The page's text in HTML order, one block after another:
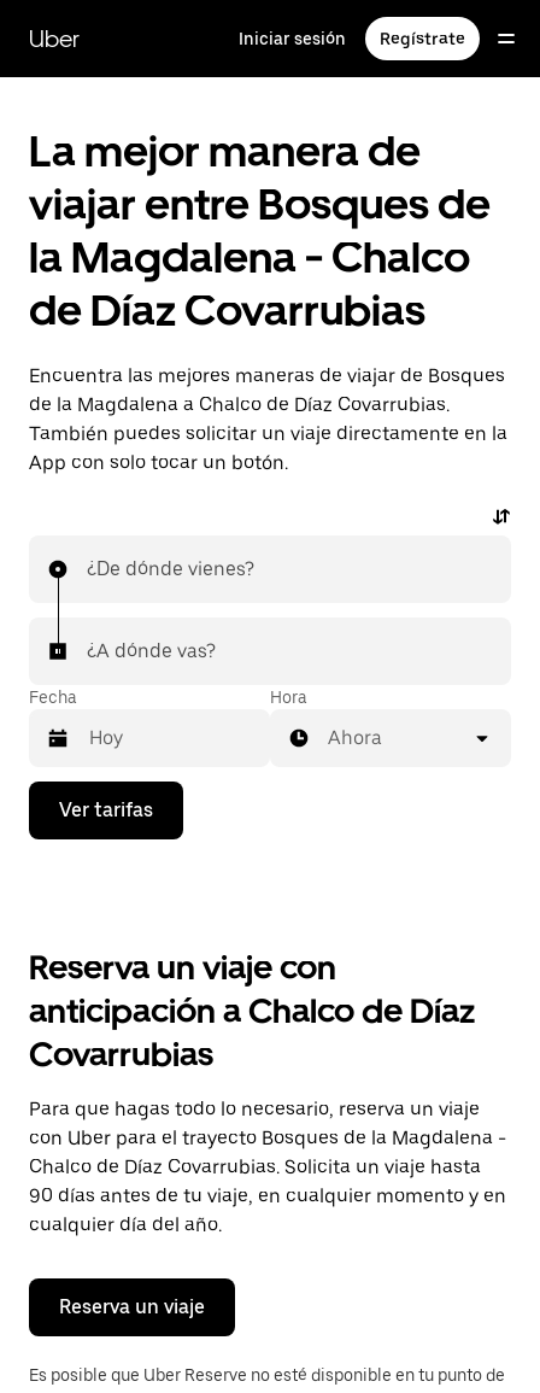
contenido
principal
Uber Iniciar sesión Regístrate
La mejor manera de
viajar entre Bosques de
la Magdalena - Chalco
de Díaz Covarrubias
Encuentra las mejores maneras de viajar de Bosques
de la Magdalena a Chalco de Díaz Covarrubias.
También puedes solicitar un viaje directamente en la
App con solo tocar un botón.
¿De dónde vienes?
¿A dónde vas?
Fecha
Presiona
flecha
el
y
selecciona
una
Presiona
la
tecla Esc
para
cerrar
el
calendario.
Hora
Ahora
Ver tarifas
Reserva un viaje con
anticipación a Chalco de Díaz
Covarrubias
Para que hagas todo lo necesario, reserva un viaje
con Uber para el trayecto Bosques de la Magdalena -
Chalco de Díaz Covarrubias. Solicita un viaje hasta
90 días antes de tu viaje, en cualquier momento y en
cualquier día del año.
Reserva un viaje
Es posible que Uber Reserve no esté disponible en tu punto de